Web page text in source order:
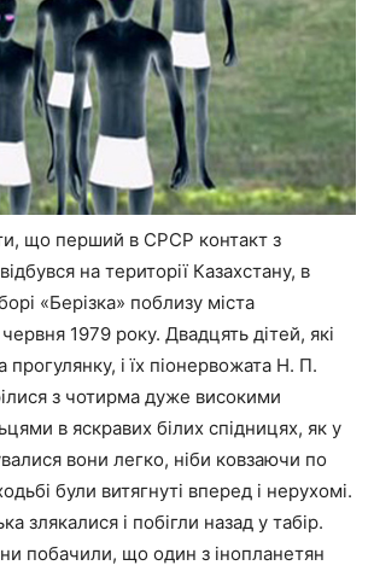
що перший в СРСР контакт з
на території Казахстану, в
«Берізка» поблизу міста
1979 року. Двадцять дітей, які
прогулянку, і їх піонервожата Н. П.
з чотирма дуже високими
в яскравих білих спідницях, як у
вони легко, ніби ковзаючи по
були витягнуті вперед і нерухомі.
злякалися і побігли назад у табір.
побачили, що один з інопланетян